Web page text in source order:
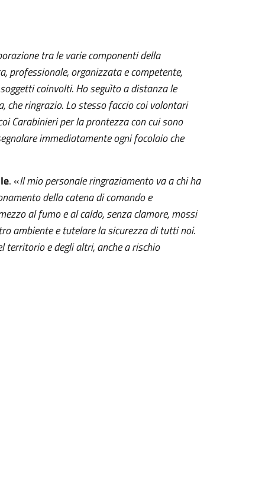
tra le varie componenti della
professionale, organizzata e competente,
coinvolti. Ho seguìto a distanza le
ringrazio. Lo stesso faccio coi volontari
Carabinieri per la prontezza con cui sono
immediatamente ogni focolaio che
. «Il mio personale ringraziamento va a chi ha
della catena di comando e
al fumo e al caldo, senza clamore, mossi
ambiente e tutelare la sicurezza di tutti noi.
territorio e degli altri, anche a rischio